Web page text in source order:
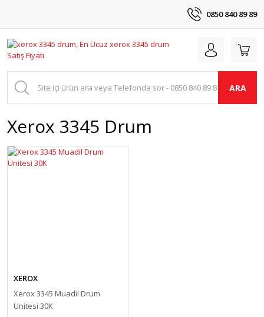
0850 840 89 89
ARA
Xerox 3345 Drum
XEROX
Xerox 3345 Muadil Drum
Ünitesi 30K